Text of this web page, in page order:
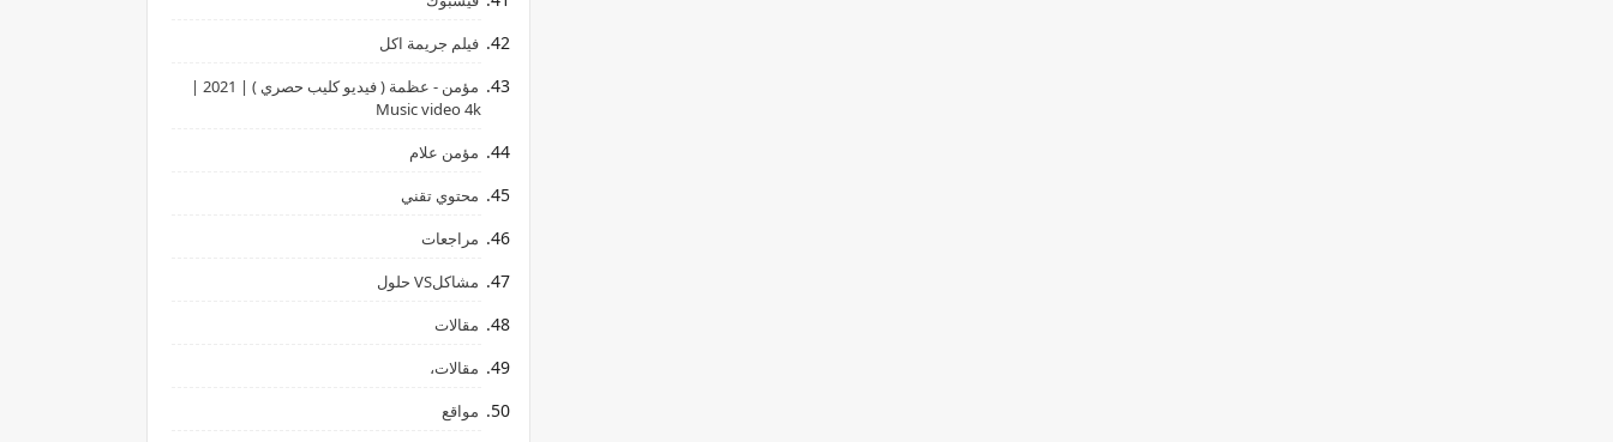
فيلم جريمة اكل
مؤمن - عظمة ( فيديو كليب حصري ) | 2021 |
Music video 4k
مؤمن علام
محتوي تقني
مراجعات
مشاكلVS حلول
مقالات
مقالات،
مواقع